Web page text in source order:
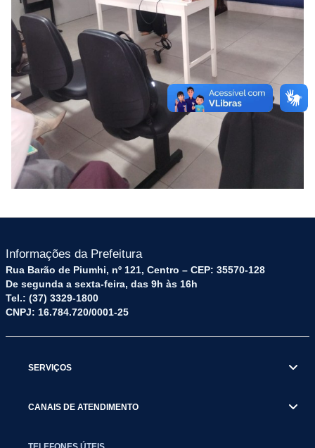
Informações da Prefeitura
Rua Barão de Piumhi, nº 121, Centro – CEP: 35570-128
De segunda a sexta-feira, das 9h às 16h
Tel.: (37) 3329-1800
CNPJ: 16.784.720/0001-25
SERVIÇOS
CANAIS DE ATENDIMENTO
TELEFONES ÚTEIS